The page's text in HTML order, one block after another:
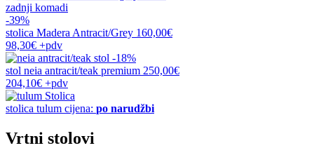
zadnji komadi
-39%
stolica Madera Antracit/Grey 160,00€
98,30€ +pdv
-18%
stol neia antracit/teak premium 250,00€
204,10€ +pdv
stolica tulum cijena: po narudžbi
Vrtni stolovi